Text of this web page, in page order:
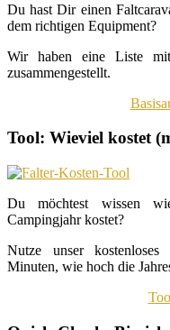
Du hast Dir einen
dem richtigen Equipment?
Wir haben eine Liste
zusammengestellt.
Tool: Wieviel kostet
Du möchtest wissen
Campingjahr kostet?
Nutze unser
Minuten, wie hoch die